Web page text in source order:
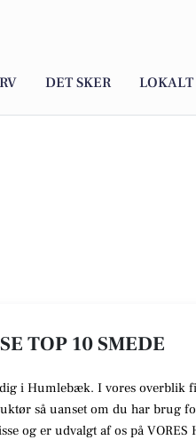
DET SKER
TOP 10 SMEDE
i Humlebæk. I vores
så uanset om du har brug
og er udvalgt af os på